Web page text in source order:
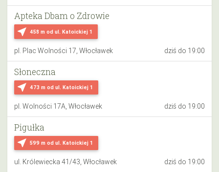
near_me 458 m od ul. Katoickiej 1
Apteka Dbam o Zdrowie
pl. Plac Wolności 17, Włocławek dziś do 19:00
near_me 473 m od ul. Katoickiej 1
Słoneczna
pl. Wolności 17A, Włocławek dziś do 19:00
near_me 599 m od ul. Katoickiej 1
Pigułka
ul. Królewiecka 41/43, Włocławek dziś do 19:00